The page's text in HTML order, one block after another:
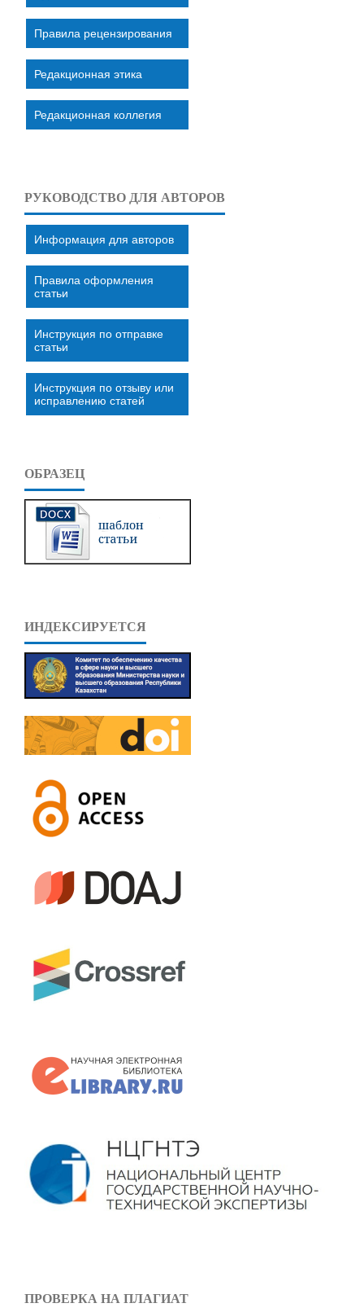
Правила рецензирования
Редакционная этика
Редакционная коллегия
РУКОВОДСТВО ДЛЯ АВТОРОВ
Информация для авторов
Правила оформления
статьи
Инструкция по отправке
статьи
Инструкция по отзыву или
исправлению статей
ОБРАЗЕЦ
ИНДЕКСИРУЕТСЯ
ПРОВЕРКА НА ПЛАГИАТ